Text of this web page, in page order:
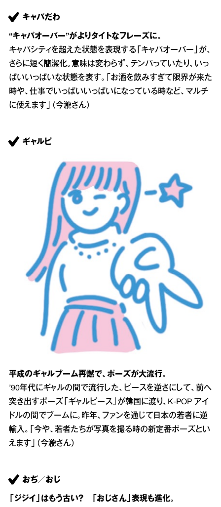
キャパだわ
“キャパオーバー”がよりタイトなフレーズに。
キャパシティを超えた状態を表現する「キャパオーバー」が、
さらに短く簡潔化。意味は変わらず、テンパっていたり、いっ
ぱいいっぱいな状態を表す。「お酒を飲みすぎて限界が来た
時や、仕事でいっぱいいっぱいになっている時など、マルチ
に使えます」（今瀧さん）
ギャルピ
平成のギャルブーム再燃で、ポーズが大流行。
’90年代にギャルの間で流行した、ピースを逆さにして、前へ
突き出すポーズ「ギャルピース」が韓国に渡り、K‐POP アイ
ドルの間でブームに。昨年、ファンを通じて日本の若者に逆
輸入。「今や、若者たちが写真を撮る時の新定番ポーズとい
えます」（今瀧さん）
おぢ／おじ
「ジジイ」はもう古い？ 「おじさん」表現も進化。